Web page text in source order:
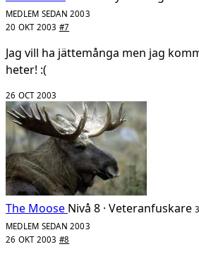
MEDLEM SEDAN 2003
20 OKT 2003 #7
Jag vill ha jättemånga men jag
heter! :(
26 OCT 2003
The Moose Nivå 8 · Veteranfuskare
MEDLEM SEDAN 2003
26 OKT 2003 #8